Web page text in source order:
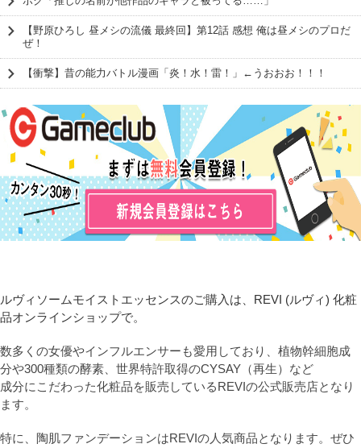
【野原ひろし 昼メシの流儀 最終回】第12話 感想 俺は昼メシのプロだ
ぜ！
【衝撃】昔の能力バトル漫画「炎！水！雷！」←うおおお！！！
ルヴィソームモイストエッセンスのご購入は、REVI (ルヴィ) 化粧
品オンラインショップで。
数多くの女優やインフルエンサーも愛用しており、植物幹細胞成
分や300種類の酵素、世界特許取得のCYSAY（再生）など
成分にこだわった化粧品を販売しているREVIの公式販売店となり
ます。
特に、陶肌ファンデーションはREVIの人気商品となります。ぜひ